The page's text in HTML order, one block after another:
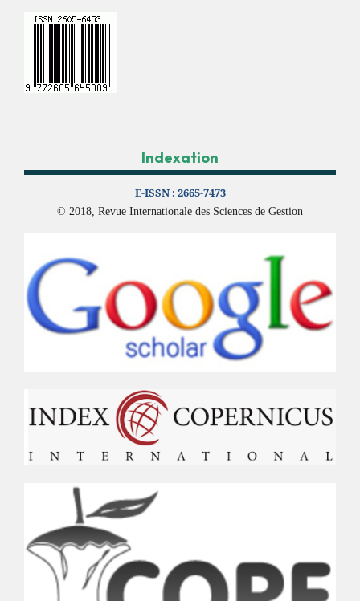
Indexation
E-ISSN : 2665-7473
© 2018, Revue Internationale des Sciences de Gestion